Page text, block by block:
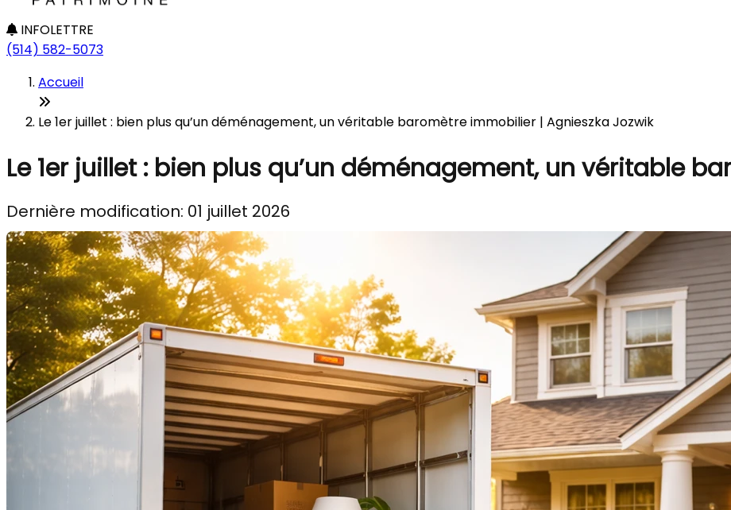
INFOLETTRE
(514) 582-5073
Accueil
Le 1er juillet : bien plus qu’un déménagement, un véritable baromètre immobilier | Agnieszka Jozwik
Le 1er juillet : bien plus qu’un déménagement, un véritable
Dernière modification: 01 juillet 2026